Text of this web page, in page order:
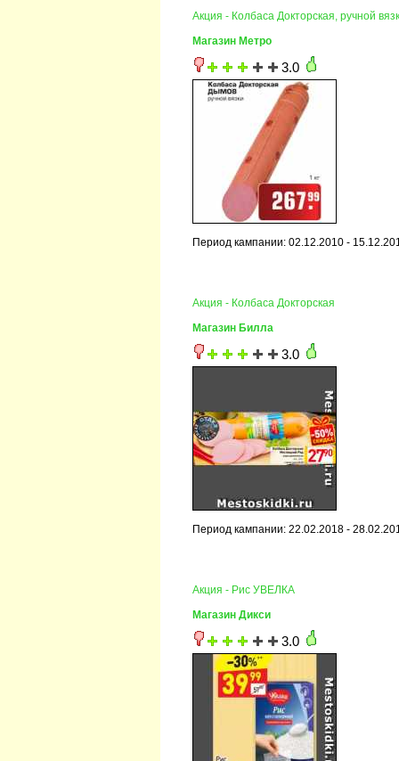
Акция - Колбаса Докторская, ручной
Магазин Метро
3.0
Период кампании: 02.12.2010 -
Акция - Колбаса Докторская
Магазин Билла
3.0
Период кампании: 22.02.2018 -
Акция - Рис УВЕЛКА
Магазин Дикси
3.0